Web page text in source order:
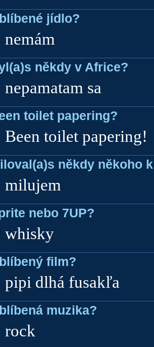
jídlo?
nemám
někdy v Africe?
nepamatam sa
toilet papering?
Been toilet papering!
někdy někoho
milujem
nebo 7UP?
whisky
film?
pipi dlhá fusakľa
muzika?
rock